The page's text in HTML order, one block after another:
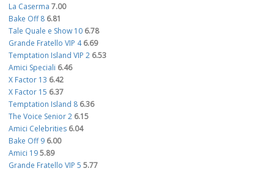
La Caserma 7.00
Bake Off 8 6.81
Tale Quale e Show 10 6.78
Grande Fratello VIP 4 6.69
Temptation Island VIP 2 6.53
Amici Speciali 6.46
X Factor 13 6.42
X Factor 15 6.37
Temptation Island 8 6.36
The Voice Senior 2 6.15
Amici Celebrities 6.04
Bake Off 9 6.00
Amici 195.89
Grande Fratello VIP 5 5.77